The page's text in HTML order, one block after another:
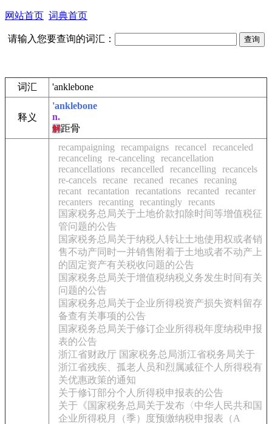
网站首页 词典首页
请输入您要查询的词汇：
词汇 'anklebone
释义
'anklebone
n.
解距骨
recampaigning recampaigns recancel
recanceled
recanceling
re-canceling
recancellation
recancellations recancelled recancelling
recancels
re-cancels recane recaned recanes recaning
recant recantation recantations recanted
recanter
recanters recanting recantingly recants
国家税务总局关于土地价款扣除时间等增值税征
管问题的公告
国家税务总局关于纳税人转让土地使用权或者销
售不动产同时一并销售附着于土地或者不动产上
的固定资产有关税收问题的公告
国家税务总局关于增值税纳税义务发生时间有关
问题的公告
国家税务总局关于企业所得税资产损失资料留存
备查有关事项的公告
国家税务总局关于修订企业所得税年度纳税申报
表的公告
浙江省财政厅 国家税务总局浙江省税务局关于
浙江省残疾、孤老人员和烈属减征个人所得税有
关优惠政策的通知
关于修订部分个人所得税申报表的公告
关于《国家税务总局关于发布〈中华人民共和国
企业所得税月（季）度预缴纳税申报表（A